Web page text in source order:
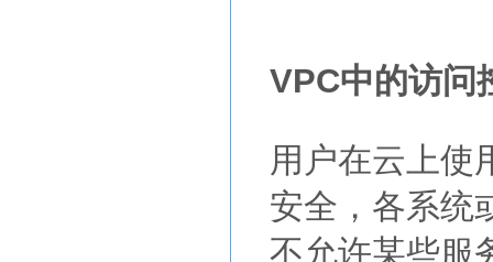
VPC中的访问
用户在云上使
安全，各系统
不允许某些服